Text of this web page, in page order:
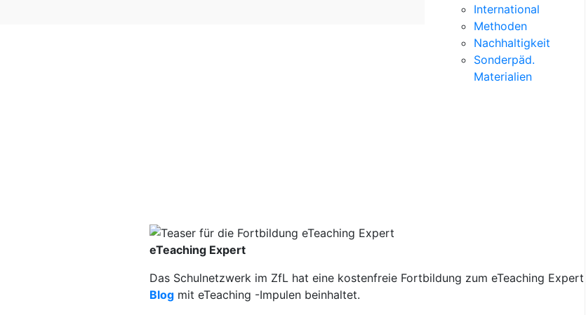
International
Methoden
Nachhaltigkeit
Sonderpäd.
Materialien
eTeaching Expert
Das Schulnetzwerk im ZfL hat eine kostenfreie Fortbildung zum eTeaching
Blog mit eTeaching -Impulen beinhaltet.